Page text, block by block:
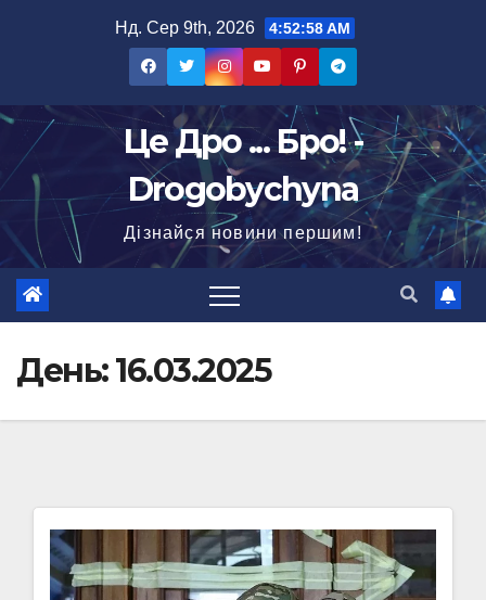
Нд. Сер 9th, 2026 4:52:59 AM
Це Дро ... Бро! -
Drogobychyna
Дізнайся новини першим!
День:16.03.2025